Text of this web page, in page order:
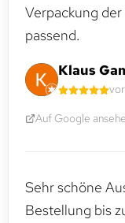
Verpackung
passend.
Klaus
Auf Google
Sehr schöne
Bestellung bis